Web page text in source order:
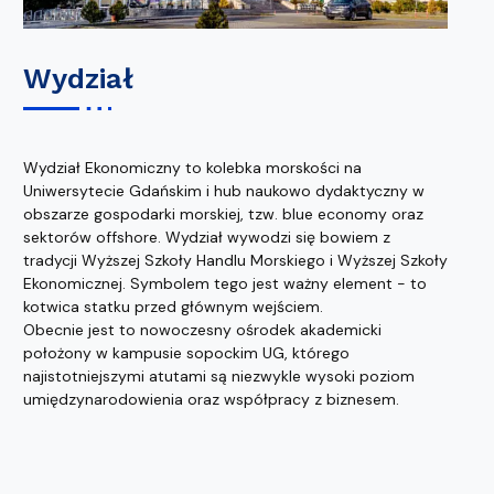
Wydział
Wydział Ekonomiczny to kolebka morskości na
Uniwersytecie Gdańskim i hub naukowo dydaktyczny w
obszarze gospodarki morskiej, tzw. blue economy oraz
sektorów offshore. Wydział wywodzi się bowiem z
tradycji Wyższej Szkoły Handlu Morskiego i Wyższej Szkoły
Ekonomicznej. Symbolem tego jest ważny element - to
kotwica statku przed głównym wejściem.
Obecnie jest to nowoczesny ośrodek akademicki
położony w kampusie sopockim UG, którego
najistotniejszymi atutami są niezwykle wysoki poziom
umiędzynarodowienia oraz współpracy z biznesem.